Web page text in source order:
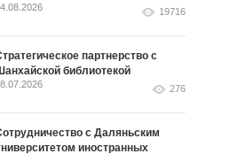
19716
партнерство с
библиотекой
276
с Даляньским
иностранных